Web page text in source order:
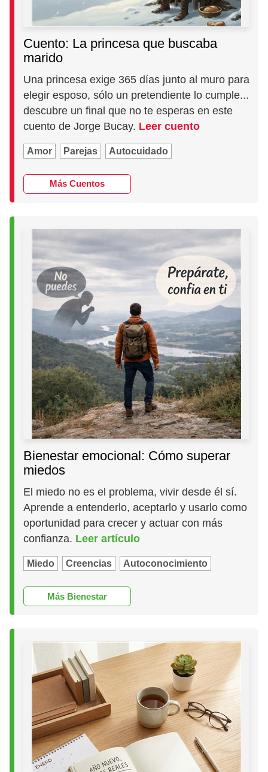
Cuento: La princesa que buscaba
marido
Una princesa exige 365 días junto al muro para
elegir esposo, sólo un pretendiente lo cumple...
descubre un final que no te esperas en este
cuento de Jorge Bucay. Leer cuento
Amor Parejas Autocuidado
Más Cuentos
Bienestar emocional: Cómo superar
miedos
El miedo no es el problema, vivir desde él sí.
Aprende a entenderlo, aceptarlo y usarlo como
oportunidad para crecer y actuar con más
confianza. Leer artículo
Miedo Creencias Autoconocimiento
Más Bienestar